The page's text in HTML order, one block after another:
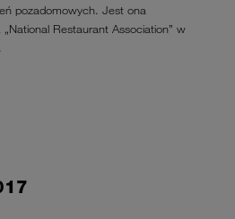
pozadomowych. Jest ona
Restaurant Association” w